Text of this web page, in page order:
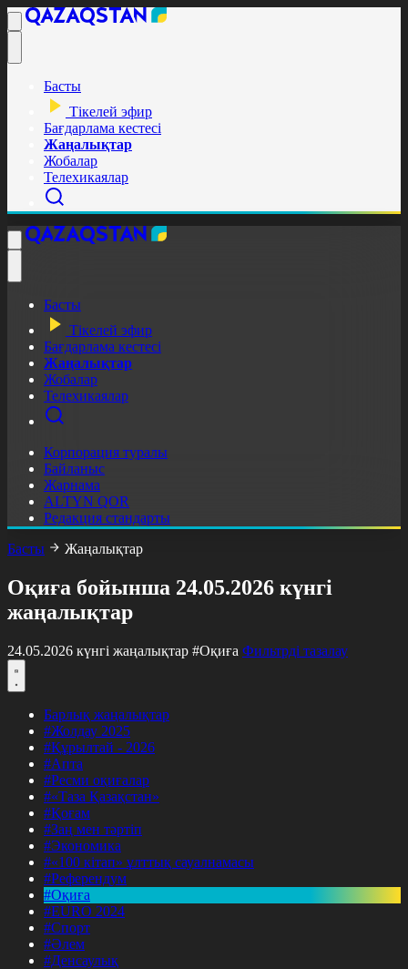
Басты
Тікелей эфир
Бағдарлама кестесі
Жаңалықтар
Жобалар
Телехикаялар
Басты
Тікелей эфир
Бағдарлама кестесі
Жаңалықтар
Жобалар
Телехикаялар
Корпорация туралы
Байланыс
Жарнама
ALTYN QOR
Редакция стандарты
Басты
Жаңалықтар
Оқиға бойынша 24.05.2026 күнгі
жаңалықтар
24.05.2026 күнгі жаңалықтар #Оқиға Фильтрді тазалау
Барлық жаңалықтар
#Жолдау 2025
#Құрылтай - 2026
#Апта
#Ресми оқиғалар
#«Таза Қазақстан»
#Қоғам
#Заң мен тәртіп
#Экономика
#«100 кітап» ұлттық сауалнамасы
#Референдум
#Оқиға
#EURO 2024
#Спорт
#Әлем
#Денсаулық